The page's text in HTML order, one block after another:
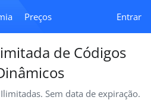
Preços Entrar
de Códigos
Sem data de expiração.